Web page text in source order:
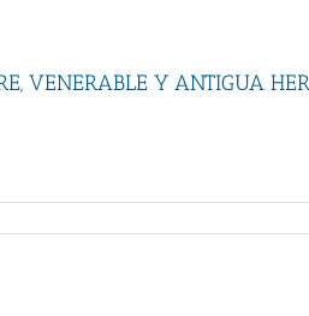
VENERABLE Y ANTIGUA